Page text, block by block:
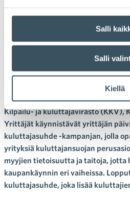
Salli
Salli
Kiellä
04.09.2019 09:58 Tiedotteet
KKV, Kaupan
Yrittäjät: Hyvä
on yrityksen ja
Kilpailu- ja kuluttajavirasto (KKV),
Yrittäjät käynnistävät yrittäjän
kuluttajasuhde -kampanjan, jolla
yrityksiä kuluttajansuojan
myyjien tietoisuutta ja taitoja, jotta
kaupankäynnin eri vaiheissa.
kuluttajasuhde, joka lisää